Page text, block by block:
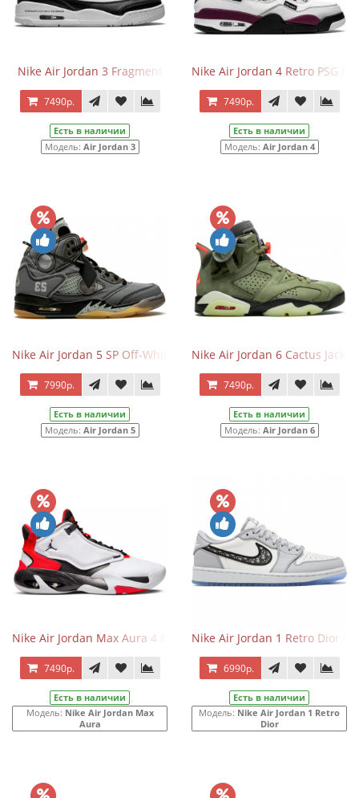
Nike Air Jordan 3 Fragment
7490р.
Есть в наличии
Модель: Air Jordan 3
Nike Air Jordan 4 Retro PSG
7490р.
Есть в наличии
Модель: Air Jordan 4
Nike Air Jordan 5 SP Off-White
7990р.
Есть в наличии
Модель: Air Jordan 5
Nike Air Jordan 6 Cactus Jack
7490р.
Есть в наличии
Модель: Air Jordan 6
Nike Air Jordan Max Aura 4 Black/White/Red
7490р.
Есть в наличии
Модель: Nike Air Jordan Max
Aura
Nike Air Jordan 1 Retro Dior
6990р.
Есть в наличии
Модель: Nike Air Jordan 1 Retro
Dior